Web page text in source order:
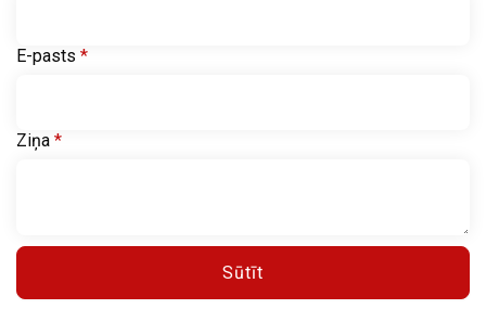
E-pasts *
Ziņa *
Sūtīt